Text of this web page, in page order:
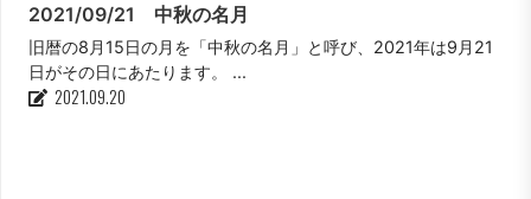
2021/09/21 中秋の名月
旧暦の8月15日の月を「中秋の名月」と呼び、2021年は9月21
日がその日にあたります。 ...
2021.09.20